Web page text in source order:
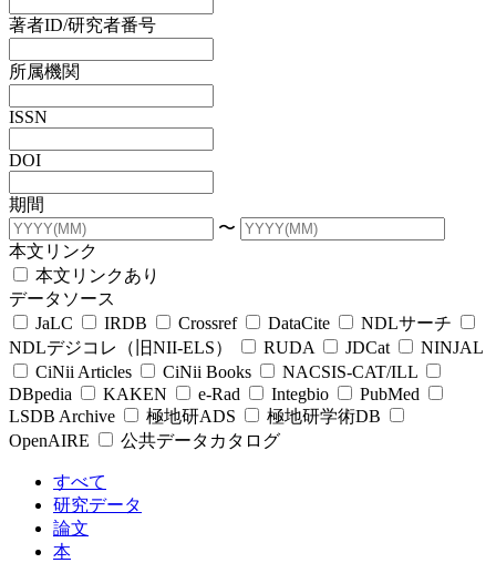
著者ID/研究者番号
所属機関
ISSN
DOI
期間
〜
本文リンク
本文リンクあり
データソース
JaLC
IRDB Crossref DataCite
NDLサーチ
NDLデジコレ（旧NII-ELS）
RUDA JDCat
NINJAL
CiNii Articles
CiNii Books
NACSIS-CAT/ILL
DBpedia
KAKEN e-Rad Integbio
PubMed
LSDB Archive
極地研ADS
極地研学術DB
OpenAIRE
公共データカタログ
すべて
研究データ
論文
本